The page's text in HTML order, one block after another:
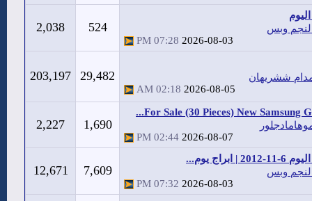
وبس
2026-08-03
07:28 PM
524
2,038
ششريهان
2026-08-05
02:18 AM
29,482
203,197
For Sale (30 Pieces) New Samsung
2026-08-07
02:44 PM
1,690
2,227
| ابراج يوم...
وبس
2026-08-03
07:32 PM
7,609
12,671